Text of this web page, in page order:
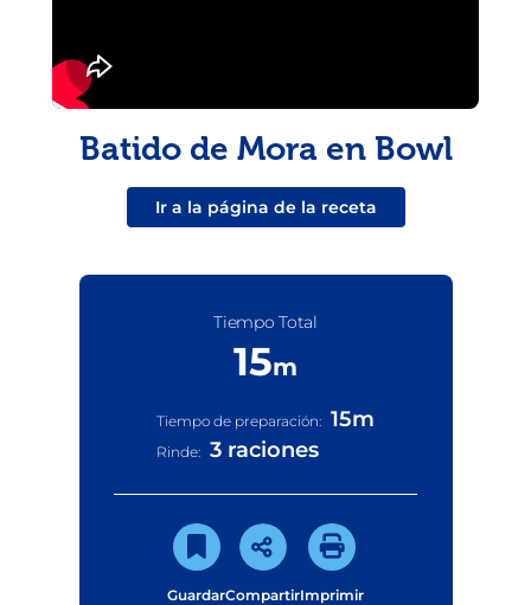
Batido de Mora en Bowl
Ir a la página de la receta
Tiempo Total
15m
Tiempo de preparación: 15m
Rinde: 3 raciones
GuardarCompartirImprimir